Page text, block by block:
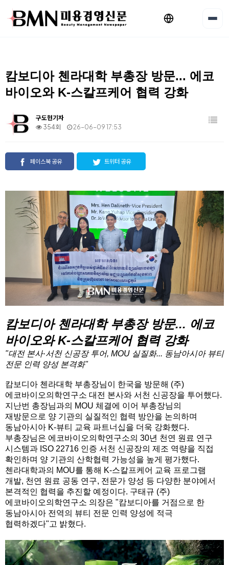
캄보디아 첸라대학 부총장 방문... 에코
바이오와 K-스칼프케어 협력 강화
구도현기자
354회
26-06-09 17:53
페이스북 공유 트위터 공유
캄보디아 첸라대학 부총장 방문... 에코
바이오와 K-스칼프케어 협력 강화
"대전 본사·서천 신공장 투어, MOU 실질화... 동남아시아 뷰티
전문 인력 양성 본격화"
캄보디아 첸라대학 부총장님이 한국을 방문해 (주)
에코바이오의학연구소 대전 본사와 서천 신공장을 투어했다.
지난번 총장님과의 MOU 체결에 이어 부총장님의
재방문으로 양 기관의 실질적인 협력 방안을 논의하며
동남아시아 K-뷰티 교육 파트너십을 더욱 강화했다.
부총장님은 에코바이오의학연구소의 30년 천연 원료 연구
시스템과 ISO 22716 인증 서천 신공장의 제조 역량을 직접
확인하며 양 기관의 산학협력 가능성을 높게 평가했다.
첸라대학과의 MOU를 통해 K-스칼프케어 교육 프로그램
개발, 천연 원료 공동 연구, 전문가 양성 등 다양한 분야에서
본격적인 협력을 추진할 예정이다. 구태규 (주)
에코바이오의학연구소 의장은 "캄보디아를 거점으로 한
동남아시아 전역의 뷰티 전문 인력 양성에 적극
협력하겠다"고 밝혔다.